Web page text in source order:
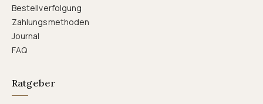
Bestellverfolgung
Zahlungsmethoden
Journal
FAQ
Ratgeber